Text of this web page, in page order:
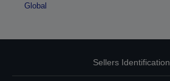
Global
Sellers Identification